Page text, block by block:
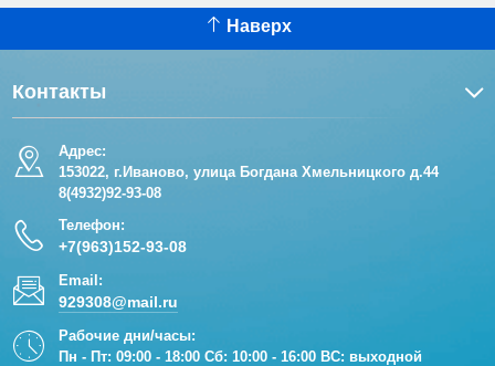
Наверх
Контакты
Адрес:
153022, г.Иваново, улица Богдана Хмельницкого д.44
8(4932)92-93-08
Телефон:
+7(963)152-93-08
Email:
929308@mail.ru
Рабочие дни/часы:
Пн - Пт: 09:00 - 18:00 Сб: 10:00 - 16:00 ВС: выходной